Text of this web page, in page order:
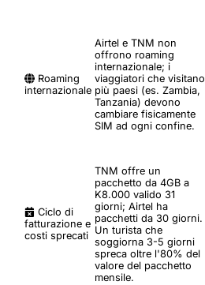
Roaming
internazionale
Airtel e TNM non
offrono roaming
internazionale; i
viaggiatori che visitano
più paesi (es. Zambia,
Tanzania) devono
cambiare fisicamente
SIM ad ogni confine.
Ciclo di
fatturazione e
costi sprecati
TNM offre un
pacchetto da 4GB a
K8.000 valido 31
giorni; Airtel ha
pacchetti da 30 giorni.
Un turista che
soggiorna 3-5 giorni
spreca oltre l'80% del
valore del pacchetto
mensile.